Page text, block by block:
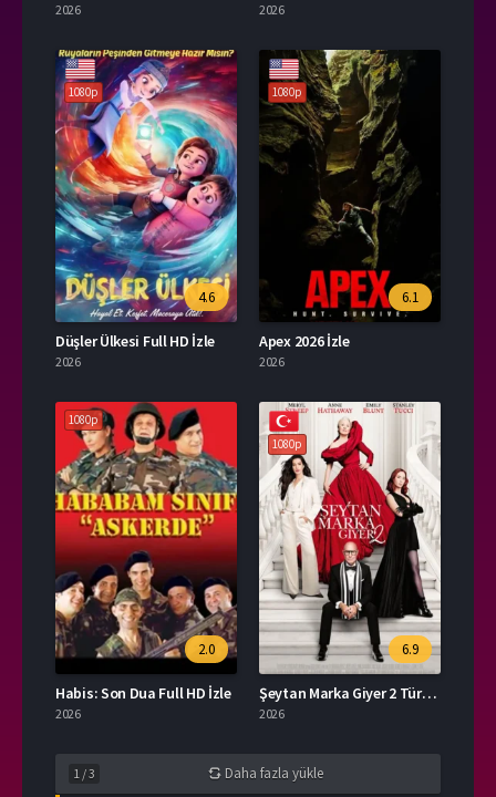
2026 2026
1080p
4.6
Düşler Ülkesi Full HD İzle
2026
1080p
6.1
Apex 2026 İzle
2026
1080p
2.0
Habis: Son Dua Full HD İzle
2026
1080p
6.9
Şeytan Marka Giyer 2 Türkçe Dublaj İzle
2026
1 /3 Daha fazla yükle